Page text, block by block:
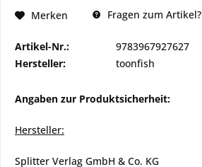
Merken Fragen zum Artikel?
Artikel-Nr.:
9783967927627
Hersteller:
toonfish
Angaben zur Produktsicherheit:
Hersteller:
Splitter Verlag GmbH & Co. KG